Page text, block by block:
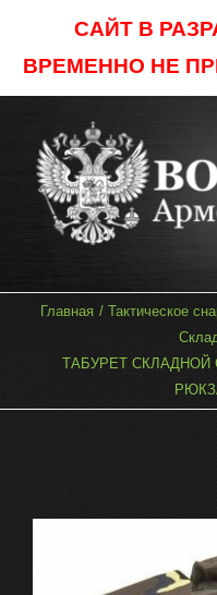
САЙТ В
ВРЕМЕННО НЕ
content
Главная Тактическое
ТАБУРЕТ СКЛАДНОЙ